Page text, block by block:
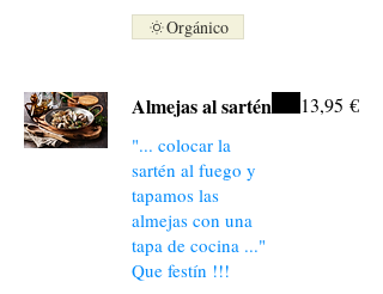
Orgánico
Almejas al sartén
"... colocar la
sartén al fuego y
tapamos las
almejas con una
tapa de cocina ..."
Que festín !!!
13,95 €